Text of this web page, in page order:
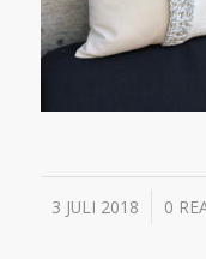
3 JULI 2018
/ 0 /